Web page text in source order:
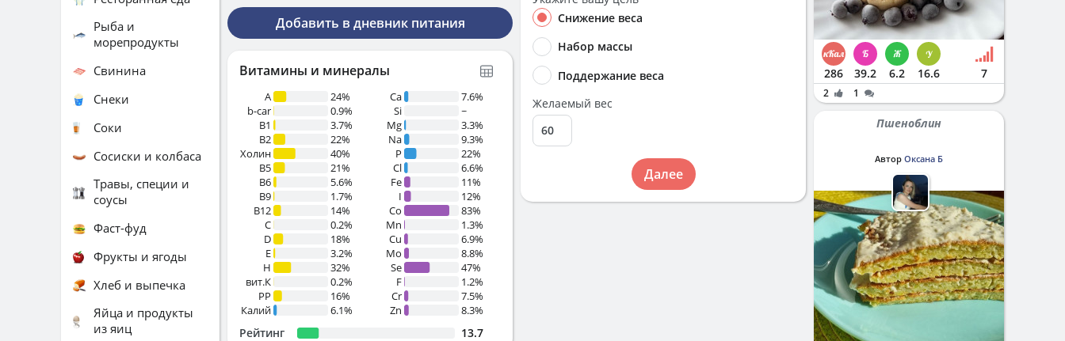
Добавить в дневник питания
Витамины и минералы
A
24%
b-car
0.9%
В1
3.7%
B2
22%
Холин
40%
B5
21%
B6
5.6%
B9
1.7%
B12
14%
C
0.2%
D
18%
E
3.2%
H
32%
вит.К
0.2%
PP
16%
Калий
6.1%
Ca
7.6%
Si
~
Mg
3.3%
Na
9.3%
P
22%
Cl
6.6%
Fe
11%
I
12%
Co
83%
Mn
1.3%
Cu
6.9%
Mo
8.8%
Se
47%
F
1.2%
Cr
7.5%
Zn
8.3%
Рейтинг 13.7
Снижение веса
Набор массы
Поддержание веса
Желаемый вес
Далее
Рыба и
морепродукты
Свинина
Снеки
Соки
Сосиски и колбаса
Травы, специи и
соусы
Фаст-фуд
Фрукты и ягоды
Хлеб и выпечка
Яйца и продукты
из яиц
286 39.2 6.2 16.6 7
2 1
Пшеноблин
Автор Оксана Б